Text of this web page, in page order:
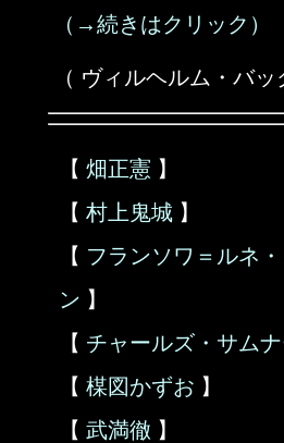
（→続きはクリック）
（ ヴィルヘルム・バッ
【 畑正憲 】
【 村上鬼城 】
【 フランソワ＝ルネ
ン 】
【 チャールズ・サム
【 楳図かずお 】
【 武満徹 】